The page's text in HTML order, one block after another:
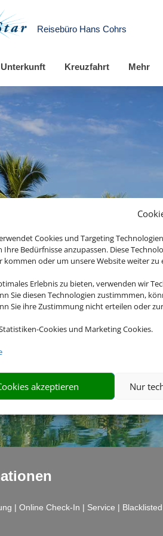
Cookies und Targeting
Ihre Bedürfnisse anzupassen. Diese
kommen oder um unsere Website weiter zu
Erlebnis zu bieten, verwenden wir
Sie diesen Technologien zustimmmen,
Sie ihre Zustimmung nicht erteilen oder
Cookies und Marketing Cookies.
akzeptieren Nur
Reisebüro Hans Cohrs
Unterkunft Kreuzfahrt Mehr
der Buchung übernimmt
|Online Check-In | Service |